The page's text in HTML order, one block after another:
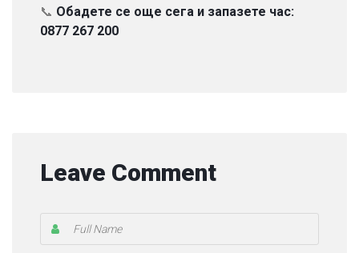
📞 Обадете се още сега и запазете час:
0877 267 200
Leave Comment